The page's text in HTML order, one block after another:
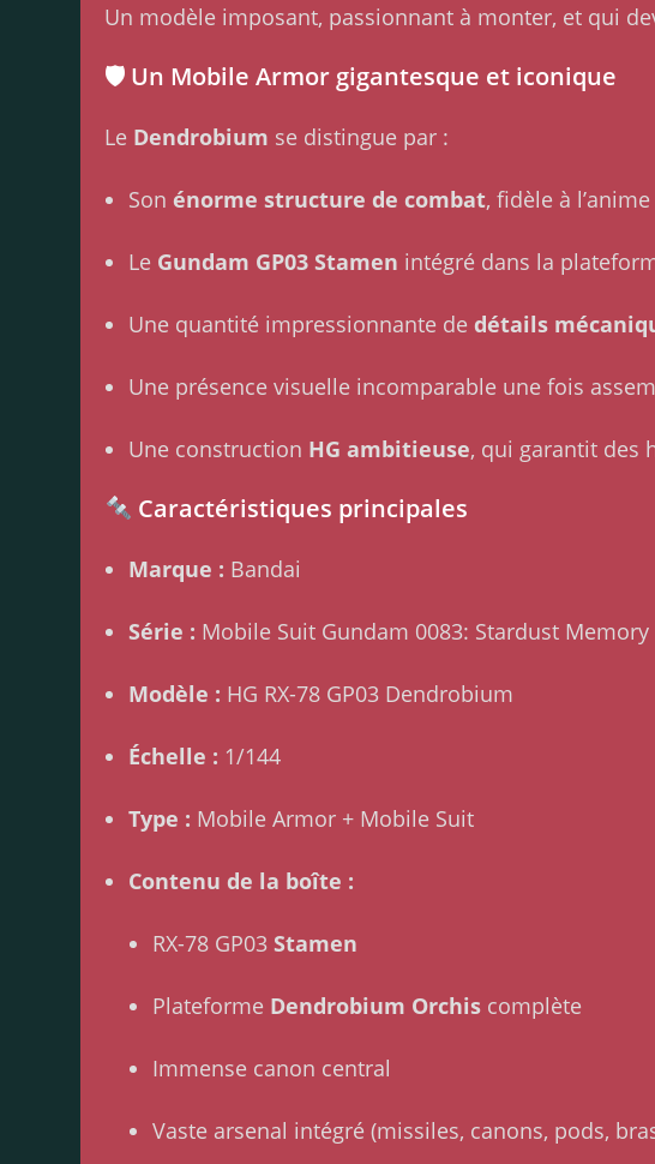
Un modèle imposant, passionnant à monter, et qui
🛡 Un Mobile Armor gigantesque et iconique
Le Dendrobium se distingue par :
Sonénorme structure de combat, fidèle à l’anime
Le Gundam GP03 Stamen intégré dans la
Une quantité impressionnante dedétails
Une présence visuelle incomparable une fois
Une construction HG ambitieuse, qui garantit des
Caractéristiques principales
Marque : Bandai
Série : Mobile Suit Gundam 0083: Stardust Memory
Modèle : HG RX-78 GP03 Dendrobium
Échelle : 1/144
Type : Mobile Armor + Mobile Suit
Contenu de la boîte :
RX-78 GP03Stamen
Plateforme Dendrobium Orchis complète
Immense canon central
Vaste arsenal intégré (missiles, canons, pods,